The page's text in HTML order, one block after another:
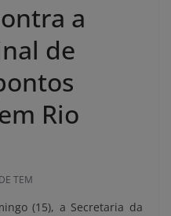
a
de
Rio
TEM
(15), a Secretaria da